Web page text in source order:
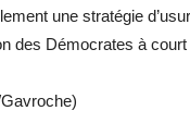
une stratégie
des Démocrates à court